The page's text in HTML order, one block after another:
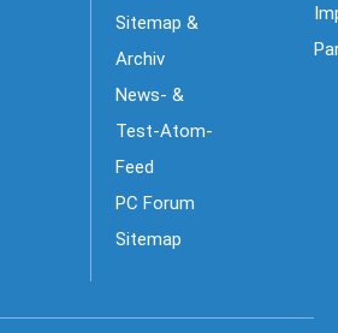
Sitemap &
Archiv
News- &
Test-Atom-
Feed
PC Forum
Sitemap